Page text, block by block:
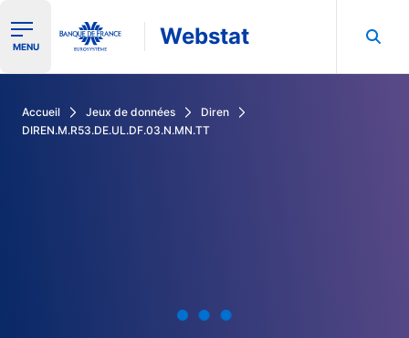
Ouvrir le menu de navigation
MENU Webstat
Accueil Jeux de données
Diren
DIREN.M.R53.DE.UL.DF.03.N.MN.TT